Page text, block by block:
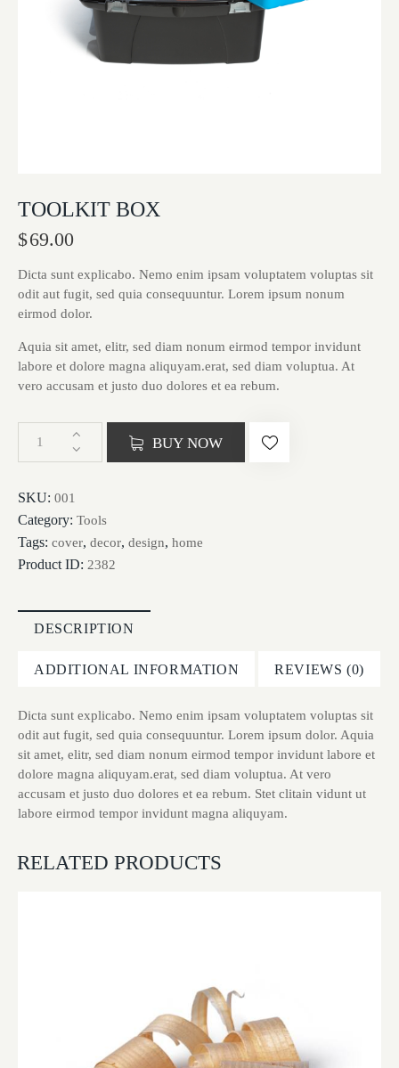
TOOLKIT BOX
$69.00
Dicta sunt explicabo. Nemo enim ipsam voluptatem voluptas sit
odit aut fugit, sed quia consequuntur. Lorem ipsum nonum
eirmod dolor.
Aquia sit amet, elitr, sed diam nonum eirmod tempor invidunt
labore et dolore magna aliquyam.erat, sed diam voluptua. At
vero accusam et justo duo dolores et ea rebum.
BUY NOW
SKU: 001
Category: Tools
Tags: cover, decor, design, home
Product ID: 2382
DESCRIPTION
ADDITIONAL INFORMATION REVIEWS (0)
Dicta sunt explicabo. Nemo enim ipsam voluptatem voluptas sit
odit aut fugit, sed quia consequuntur. Lorem ipsum dolor. Aquia
sit amet, elitr, sed diam nonum eirmod tempor invidunt labore et
dolore magna aliquyam.erat, sed diam voluptua. At vero
accusam et justo duo dolores et ea rebum. Stet clitain vidunt ut
labore eirmod tempor invidunt magna aliquyam.
RELATED PRODUCTS